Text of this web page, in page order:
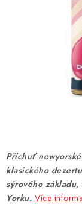
BATERIE A
GRIPY & MODY
PŘÍSLUŠENSTVÍ
Příchuť
klasického
sýrového
Yorku. Více